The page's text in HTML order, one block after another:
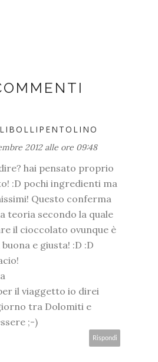
2012 alle ore 09:48
hai pensato proprio
:D pochi ingredienti ma
Questo conferma
teoria secondo la quale
il cioccolato ovunque è
buona e giusta! :D :D
il viaggetto io direi
tra Dolomiti e
;-)
Rispondi